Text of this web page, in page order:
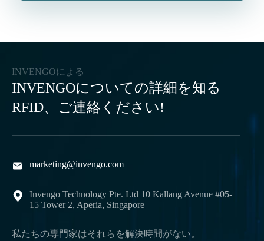
INVENGOによる
INVENGOについての詳細を知る
RFID、ご連絡ください!
 marketing@invengo.com

Invengo Technology Pte. Ltd 10 Kallang Avenue #05-
15 Tower 2, Aperia, Singapore
私たちの専門家はそれらを解決時間がない。